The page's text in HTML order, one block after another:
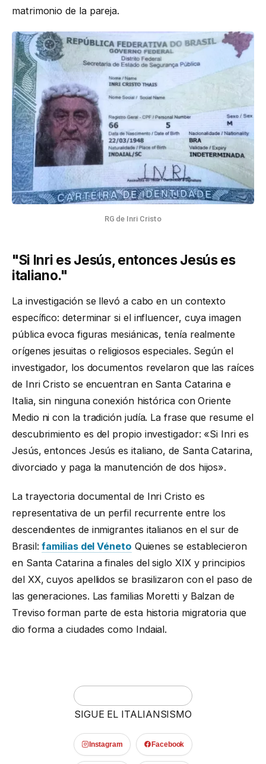
matrimonio de la pareja.
RG de Inri Cristo
"Si Inri es Jesús, entonces Jesús es
italiano."
La investigación se llevó a cabo en un contexto
específico: determinar si el influencer, cuya imagen
pública evoca figuras mesiánicas, tenía realmente
orígenes jesuitas o religiosos especiales. Según el
investigador, los documentos revelaron que las raíces
de Inri Cristo se encuentran en Santa Catarina e
Italia, sin ninguna conexión histórica con Oriente
Medio ni con la tradición judía. La frase que resume el
descubrimiento es del propio investigador: «Si Inri es
Jesús, entonces Jesús es italiano, de Santa Catarina,
divorciado y paga la manutención de dos hijos».
La trayectoria documental de Inri Cristo es
representativa de un perfil recurrente entre los
descendientes de inmigrantes italianos en el sur de
Brasil:familias del Véneto Quienes se establecieron
en Santa Catarina a finales del siglo XIX y principios
del XX, cuyos apellidos se brasilizaron con el paso de
las generaciones. Las familias Moretti y Balzan de
Treviso forman parte de esta historia migratoria que
dio forma a ciudades como Indaial.
SIGUE EL ITALIANSISMO
Instagram Facebook